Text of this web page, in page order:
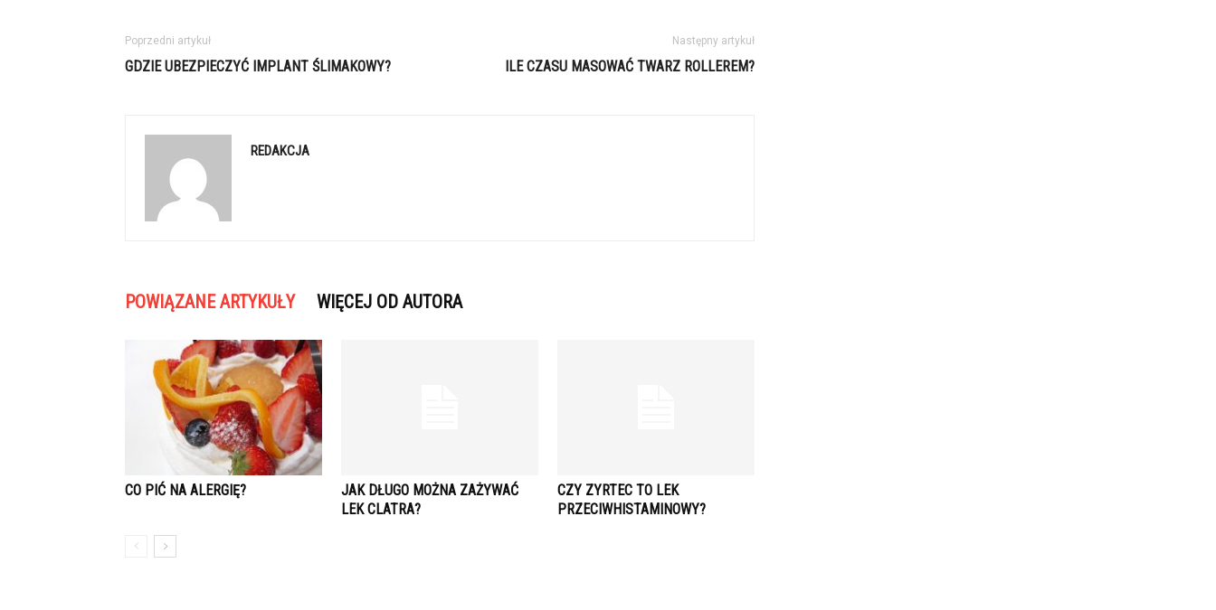
Poprzedni artykuł
GDZIE UBEZPIECZYĆ IMPLANT ŚLIMAKOWY?
Następny artykuł
ILE CZASU MASOWAĆ TWARZ ROLLEREM?
REDAKCJA
POWIĄZANE ARTYKUŁY WIĘCEJ OD AUTORA
CO PIĆ NA ALERGIĘ?
JAK DŁUGO MOŻNA ZAŻYWAĆ
LEK CLATRA?
CZY ZYRTEC TO LEK
PRZECIWHISTAMINOWY?